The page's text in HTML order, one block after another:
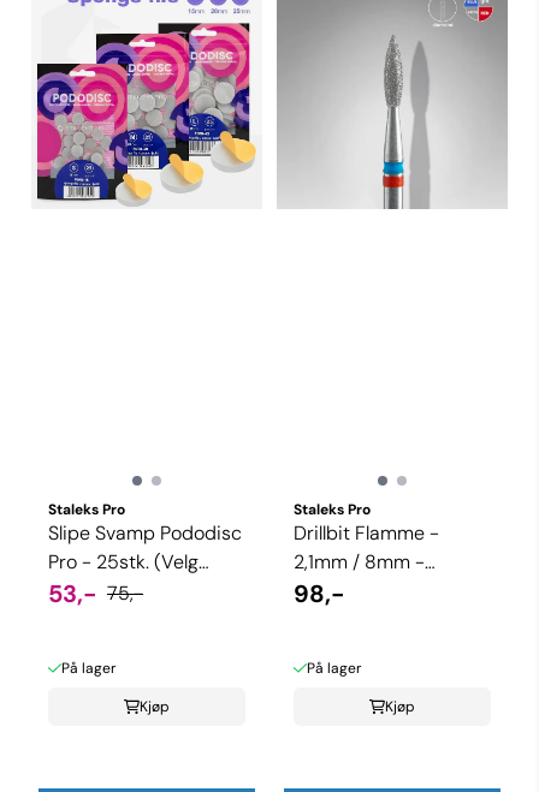
Staleks Pro
Slipe Svamp Pododisc
Pro - 25stk. (Velg
størrelse)
53,- 75,-
På lager
Kjøp
Staleks Pro
Drillbit Flamme -
2,1mm / 8mm -
Fin/Medium grit
98,-
På lager
Kjøp